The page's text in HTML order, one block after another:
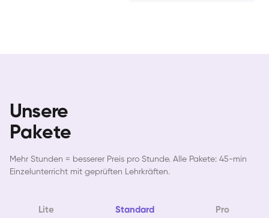
Unsere
Pakete
Mehr Stunden = besserer Preis pro Stunde. Alle Pakete: 45-min
Einzelunterricht mit geprüften Lehrkräften.
Lite Standard Pro